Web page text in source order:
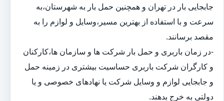
جابجایی بار در تهران و همچنین حمل بار به شهرستان،به
سرعت و با استفاده از بهترین مسیر،وسایل و لوازم را به
مقصد برسانند.
-در زمان باربری و حمل بار شرکت ها و سازمان ها،کارکنان
و کارگران شرکت باربری حساسیت بیشتری در زمینه حمل
و جابجایی لوازم و وسایل شرکت یا نهادهای خصوصی و یا
دولتی به خرج بدهند.